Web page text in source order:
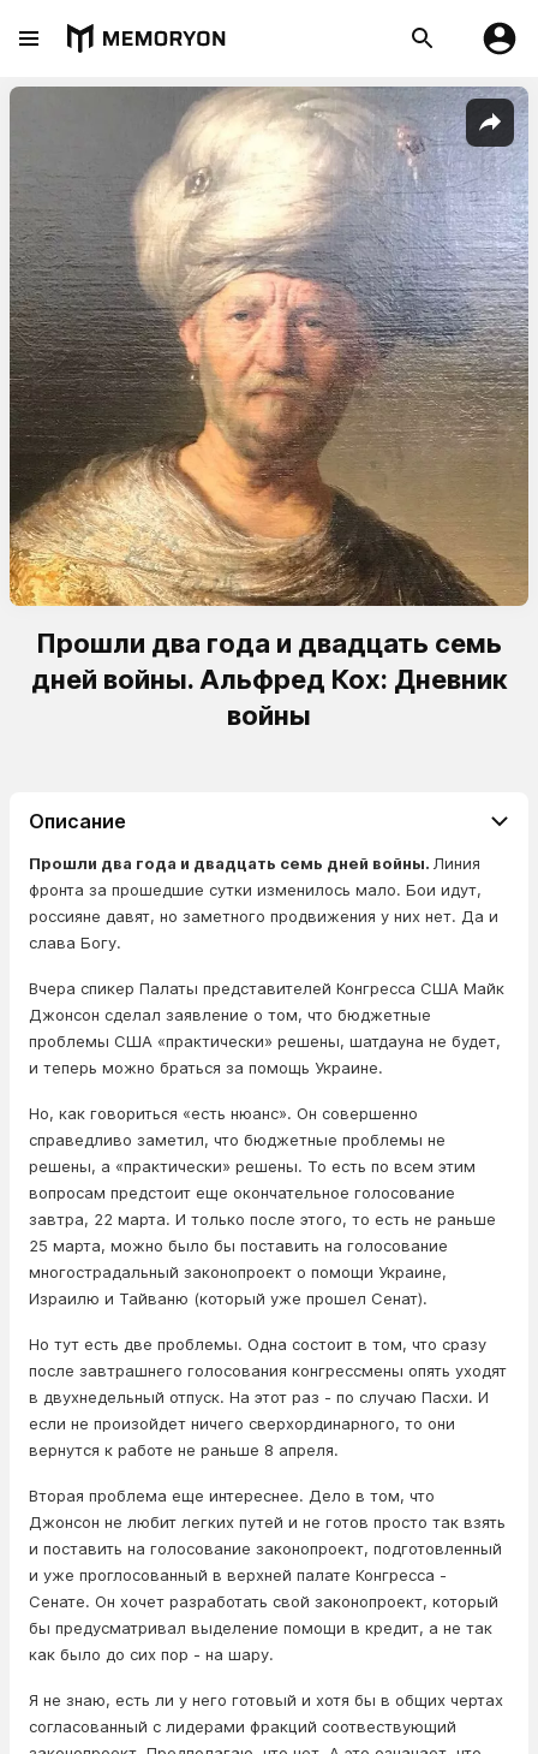
Прошли два года и двадцать семь
дней войны. Альфред Кох: Дневник
войны
Описание
Прошли два года и двадцать семь дней войны. Линия
фронта за прошедшие сутки изменилось мало. Бои идут,
россияне давят, но заметного продвижения у них нет. Да и
слава Богу.
Вчера спикер Палаты представителей Конгресса США Майк
Джонсон сделал заявление о том, что бюджетные
проблемы США «практически» решены, шатдауна не будет,
и теперь можно браться за помощь Украине.
Но, как говориться «есть нюанс». Он совершенно
справедливо заметил, что бюджетные проблемы не
решены, а «практически» решены. То есть по всем этим
вопросам предстоит еще окончательное голосование
завтра, 22 марта. И только после этого, то есть не раньше
25 марта, можно было бы поставить на голосование
многострадальный законопроект о помощи Украине,
Израилю и Тайваню (который уже прошел Сенат).
Но тут есть две проблемы. Одна состоит в том, что сразу
после завтрашнего голосования конгрессмены опять уходят
в двухнедельный отпуск. На этот раз - по случаю Пасхи. И
если не произойдет ничего сверхординарного, то они
вернутся к работе не раньше 8 апреля.
Вторая проблема еще интереснее. Дело в том, что
Джонсон не любит легких путей и не готов просто так взять
и поставить на голосование законопроект, подготовленный
и уже проглосованный в верхней палате Конгресса -
Сенате. Он хочет разработать свой законопроект, который
бы предусматривал выделение помощи в кредит, а не так
как было до сих пор - на шару.
Я не знаю, есть ли у него готовый и хотя бы в общих чертах
согласованный с лидерами фракций соотвествующий